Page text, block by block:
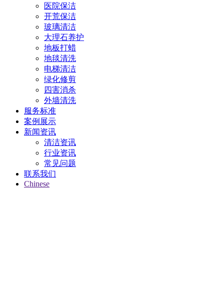
医院保洁
开荒保洁
玻璃清洁
大理石养护
地板打蜡
地毯清洗
电梯清洁
绿化修剪
四害消杀
外墙清洗
服务标准
案例展示
新闻资讯
清洁资讯
行业资讯
常见问题
联系我们
Chinese